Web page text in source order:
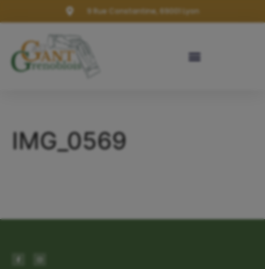
9 Rue Constantine, 69001 Lyon
IMG_0569